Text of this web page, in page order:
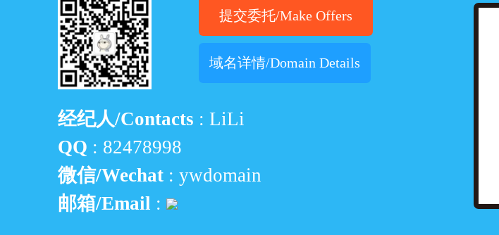
提交委托/Make Offers
域名详情/Domain Details
经纪人/Contacts : LiLi
QQ : 82478998
微信/Wechat : ywdomain
邮箱/Email :